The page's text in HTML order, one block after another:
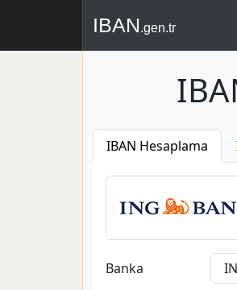
IBAN.gen.tr
IBAN Hesaplama
Banka